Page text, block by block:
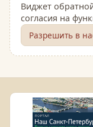
Виджет
согласия на
Разрешить в